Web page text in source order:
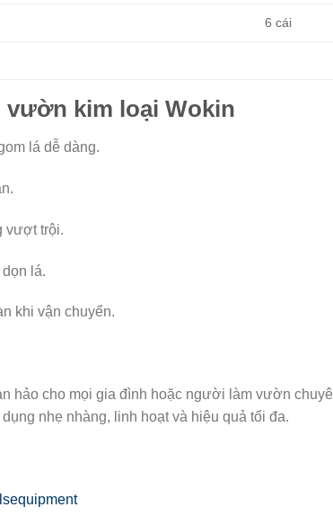
6 cái
vườn kim loại Wokin
lá dễ dàng.
vượt trội.
lá.
khi vận chuyển.
hảo cho mọi gia đình hoặc người làm vườn
nhẹ nhàng, linh hoạt và hiệu quả tối đa.